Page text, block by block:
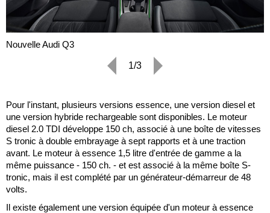
Nouvelle Audi Q3
1/3
Pour l'instant, plusieurs versions essence, une version diesel et
une version hybride rechargeable sont disponibles. Le moteur
diesel 2.0 TDI développe 150 ch, associé à une boîte de vitesses
S tronic à double embrayage à sept rapports et à une traction
avant. Le moteur à essence 1,5 litre d'entrée de gamme a la
même puissance - 150 ch. - et est associé à la même boîte S-
tronic, mais il est complété par un générateur-démarreur de 48
volts.
Il existe également une version équipée d'un moteur à essence